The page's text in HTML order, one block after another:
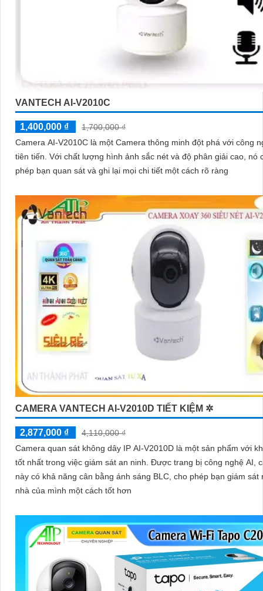
VANTECH AI-V2010C
1,400,000 ₫
1,700,000 ₫
Camera AI-V2010C là một Camera thông minh đột phá với công
tiên tiến. Với chất lượng hình ảnh sắc nét và độ phân giải cao, nó cho
phép bạn quan sát và ghi lại mọi chi tiết một cách rõ ràng
CAMERA VANTECH AI-V2010D TIẾT KIỆM ✲
2,877,000 ₫
4,110,000 ₫
Camera quan sát không dây IP AI-V2010D là một sản phẩm với
tốt nhất trong việc giám sát an ninh. Được trang bị công nghệ AI, camera
này có khả năng cân bằng ánh sáng BLC, cho phép bạn giám sát
nhà của mình một cách tốt hơn